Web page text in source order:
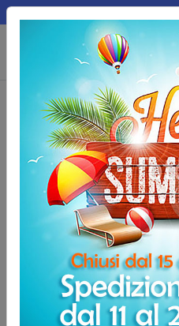
MEPA
Home Palloni e Accessori
Pallone Easy Basket